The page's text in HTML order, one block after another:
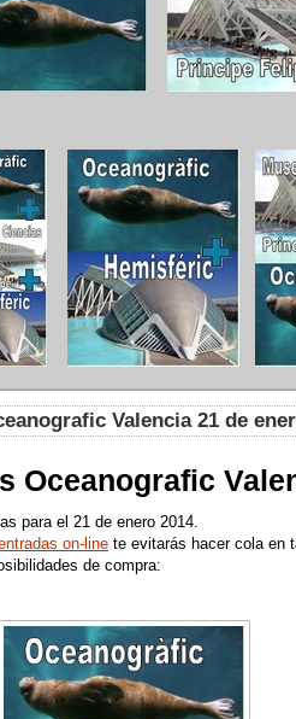
Valencia 21 de
Oceanografic
para el 21 de enero 2014.
on-line te evitarás hacer cola en
de compra: